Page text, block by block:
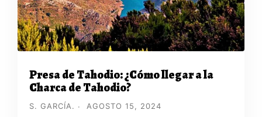
Presa de Tahodio: ¿Cómo llegar a la
Charca de Tahodio?
S. GARCÍA. AGOSTO 15, 2024